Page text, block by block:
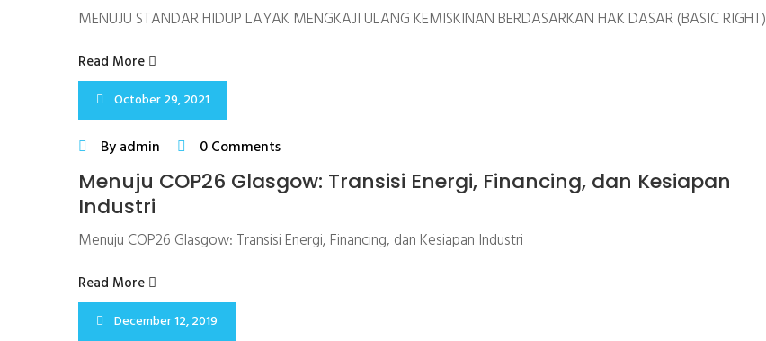
MENUJU STANDAR HIDUP LAYAK MENGKAJI ULANG KEMISKINAN BERDASARKAN HAK DASAR (BASIC RIGHT)
Read More
October 29, 2021
By admin 0 Comments
Menuju COP26 Glasgow: Transisi Energi, Financing, dan Kesiapan
Industri
Menuju COP26 Glasgow: Transisi Energi, Financing, dan Kesiapan Industri
Read More
December 12, 2019